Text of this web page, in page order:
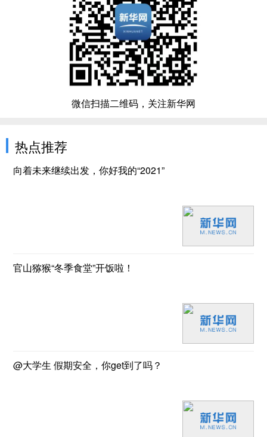
微信扫描二维码，关注新华网
热点推荐
向着未来继续出发，你好我的“2021”
官山猕猴“冬季食堂”开饭啦！
@大学生 假期安全，你get到了吗？